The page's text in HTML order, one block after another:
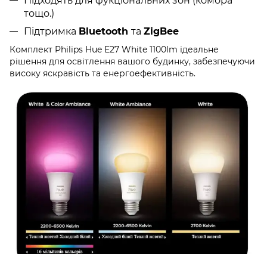
тощо.)
Підтримка Bluetooth та ZigBee
Комплект Philips Hue E27 White 1100lm ідеальне
рішення для освітлення вашого будинку, забезпечуючи
високу яскравість та енергоефективність.